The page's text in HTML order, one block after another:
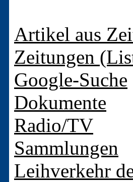
Artikel aus
Zeitungen
Google-Suche
Dokumente
Radio/TV
Sammlungen
Leihverkehr